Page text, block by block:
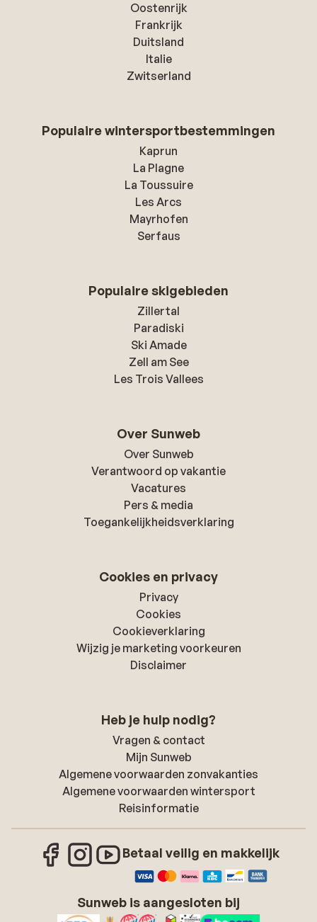
Oostenrijk
Frankrijk
Duitsland
Italie
Zwitserland
Populaire wintersportbestemmingen
Kaprun
La Plagne
La Toussuire
Les Arcs
Mayrhofen
Serfaus
Populaire skigebieden
Zillertal
Paradiski
Ski Amade
Zell am See
Les Trois Vallees
Over Sunweb
Over Sunweb
Verantwoord op vakantie
Vacatures
Pers & media
Toegankelijkheidsverklaring
Cookies en privacy
Privacy
Cookies
Cookieverklaring
Wijzig je marketing voorkeuren
Disclaimer
Heb je hulp nodig?
Vragen & contact
Mijn Sunweb
Algemene voorwaarden zonvakanties
Algemene voorwaarden wintersport
Reisinformatie
Betaal veilig en makkelijk
Sunweb is aangesloten bij